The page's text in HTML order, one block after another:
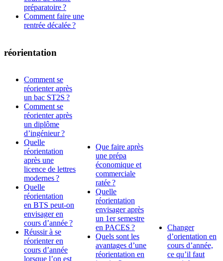
préparatoire ?
Comment faire une
rentrée décalée ?
réorientation
Comment se
réorienter après
un bac ST2S ?
Comment se
réorienter après
un diplôme
d’ingénieur ?
Quelle
réorientation
après une
licence de lettres
modernes ?
Quelle
réorientation
en BTS peut-on
envisager en
cours d’année ?
Réussir à se
réorienter en
cours d’année
lorsque l’on est
Que faire après
une prépa
économique et
commerciale
ratée ?
Quelle
réorientation
envisager après
un 1er semestre
en PACES ?
Quels sont les
avantages d’une
réorientation en
Changer
d’orientation en
cours d’année,
ce qu’il faut